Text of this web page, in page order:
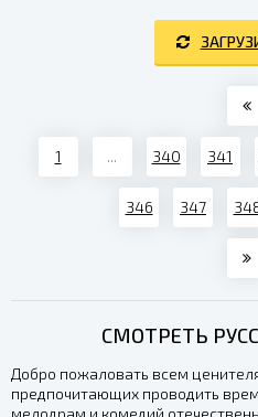
СМОТРЕТЬ
Добро пожаловать всем
предпочитающих проводить
мелодрам и комедий
1 ... 340 341
346 347